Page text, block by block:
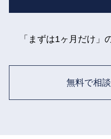
「まずは1ヶ月だけ」
無料で相